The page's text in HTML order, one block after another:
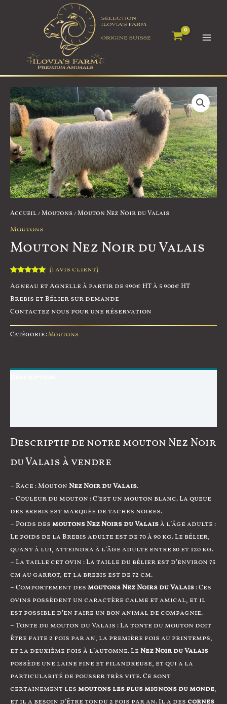
Accueil/Moutons/ Mouton Nez Noir du Valais
Moutons
Mouton Nez Noir du Valais
sur 5
notation
(1avis client)
Agneau et Agnelle à partir de 990€ HT à 5 900€ HT
Brebis et Bélier sur demande
Contactez nous pour une réservation
Catégorie :Moutons
Descriptif de notre mouton Nez Noir
du Valais à vendre
– Race : Mouton Nez Noir du Valais.
– Couleur du mouton : C’est un mouton blanc. La queue
des brebis est marquée de taches noires.
– Poids des moutons Nez Noirs du Valaisà l’âge adulte :
Le poids de la Brebis adulte est de 70 à 90 kg. Le bélier,
quant à lui, atteindra à l’âge adulte entre 80 et 120 kg.
– La taille cet ovin : La taille du bélier est d’environ 75
cm au garrot, et la brebis est de 72 cm.
– Comportement des moutons Nez Noirs du Valais : Ces
ovins possèdent un caractère calme et amical, et il
est possible d’en faire un bon animal de compagnie.
– Tonte du mouton du Valais : La tonte du mouton doit
être faite 2 fois par an, la première fois au printemps,
et la deuxième fois à l’automne. Le Nez Noir du Valais
possède une laine fine et filandreuse, et qui a la
particularité de pousser très vite. Ce sont
certainement les moutons les plus mignons du monde,
et il a besoin d’être tondu 2 fois par an. Il a des cornes
Cookies management panel